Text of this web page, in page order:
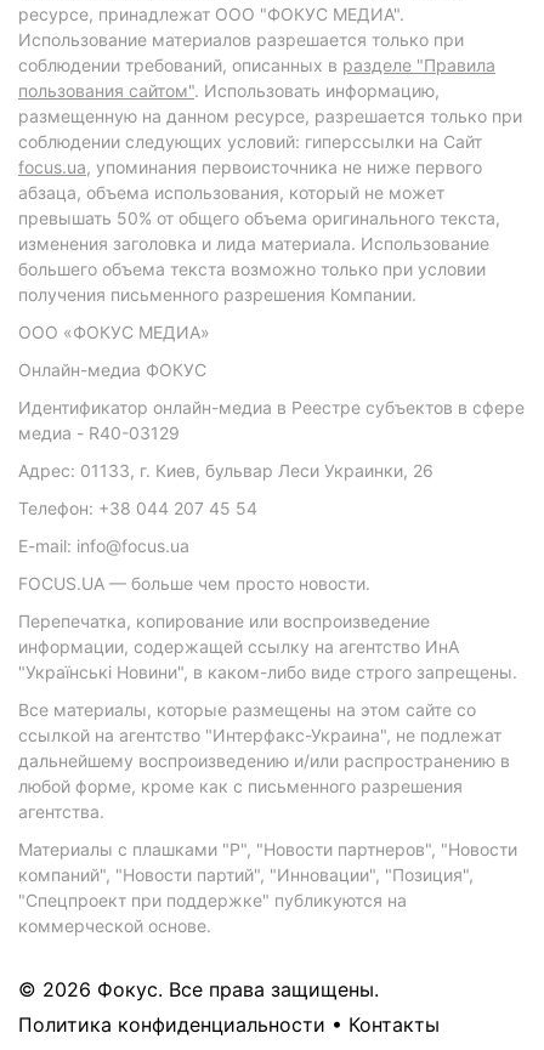
ресурсе, принадлежат ООО "ФОКУС МЕДИА".
Использование материалов разрешается только при
соблюдении требований, описанных в разделе "Правила
пользования сайтом". Использовать информацию,
размещенную на данном ресурсе, разрешается только при
соблюдении следующих условий: гиперссылки на Сайт
focus.ua, упоминания первоисточника не ниже первого
абзаца, объема использования, который не может
превышать 50% от общего объема оригинального текста,
изменения заголовка и лида материала. Использование
большего объема текста возможно только при условии
получения письменного разрешения Компании.
ООО «ФОКУС МЕДИА»
Онлайн-медиа ФОКУС
Идентификатор онлайн-медиа в Реестре субъектов в сфере
медиа - R40-03129
Адрес: 01133, г. Киев, бульвар Леси Украинки, 26
Телефон: +38 044 207 45 54
E-mail: info@focus.ua
FOCUS.UA — больше чем просто новости.
Перепечатка, копирование или воспроизведение
информации, содержащей ссылку на агентство ИнА
"Українські Новини", в каком-либо виде строго запрещены.
Все материалы, которые размещены на этом сайте со
ссылкой на агентство "Интерфакс-Украина", не подлежат
дальнейшему воспроизведению и/или распространению в
любой форме, кроме как с письменного разрешения
агентства.
Материалы с плашками "Р", "Новости партнеров", "Новости
компаний", "Новости партий", "Инновации", "Позиция",
"Спецпроект при поддержке" публикуются на
коммерческой основе.
© 2026 Фокус. Все права защищены.
Политика конфиденциальности • Контакты